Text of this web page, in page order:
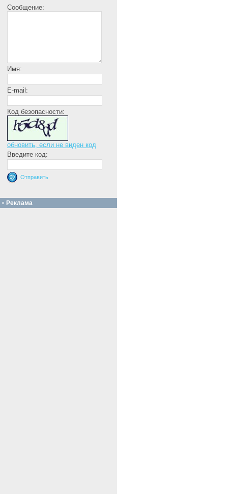
Сообщение:
Имя:
E-mail:
Код безопасности:
обновить, если не виден код
Введите код:
Реклама